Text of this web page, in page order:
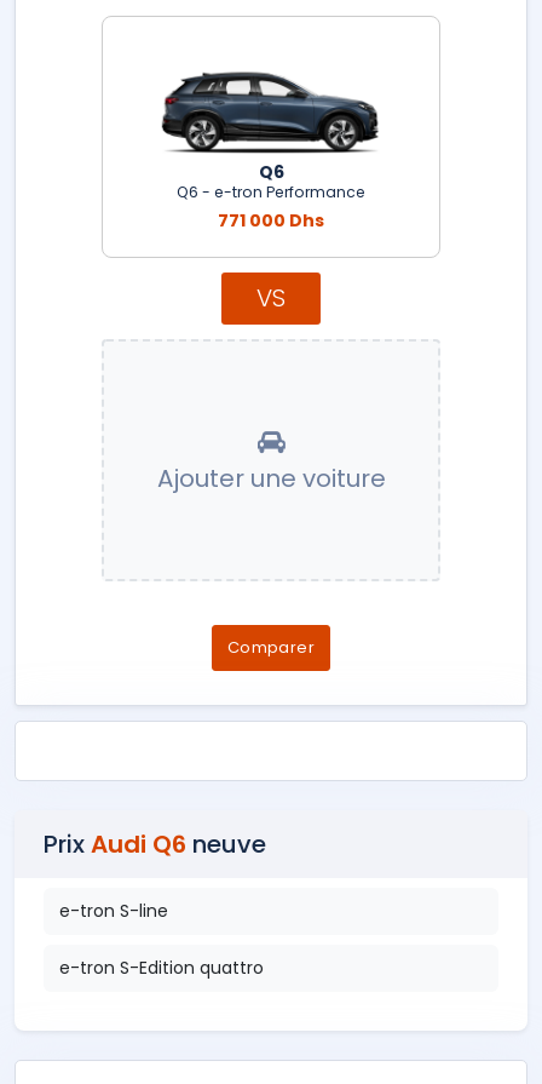
Q6
Q6 - e-tron Performance
771 000 Dhs
VS
Ajouter une voiture
Comparer
PrixAudi Q6 neuve
e-tron S-line
e-tron S-Edition quattro